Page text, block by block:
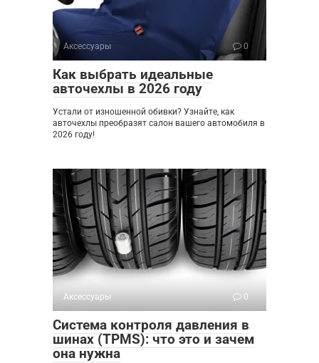
Аксессуары 0
Как выбрать идеальные
авточехлы в 2026 году
Устали от изношенной обивки? Узнайте, как
авточехлы преобразят салон вашего автомобиля в
2026 году!
Аксессуары 0
Система контроля давления в
шинах (TPMS): что это и зачем
она нужна